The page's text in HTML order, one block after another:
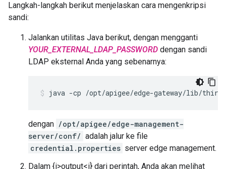
Langkah-langkah berikut menjelaskan cara mengenkripsi
sandi:
Jalankan utilitas Java berikut, dengan mengganti
YOUR_EXTERNAL_LDAP_PASSWORD dengan sandi
LDAP eksternal Anda yang sebenarnya:
java -cp /opt/apigee/edge-gateway/lib/
dengan /opt/apigee/edge-management-
server/conf/ adalah jalur ke file
credential.properties server edge management.
Dalam {i>output<i} dari perintah, Anda akan melihat